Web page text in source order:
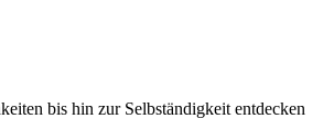
bis hin zur Selbständigkeit entdecken